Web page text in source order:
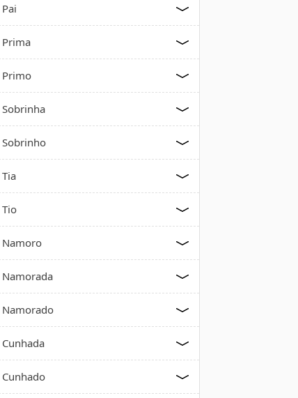
Pai
Prima
Primo
Sobrinha
Sobrinho
Tia
Tio
Namoro
Namorada
Namorado
Cunhada
Cunhado